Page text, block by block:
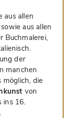
aus allen
aus allen
Buchmalerei,
der
manchen
möglich, die
von
ins 16.